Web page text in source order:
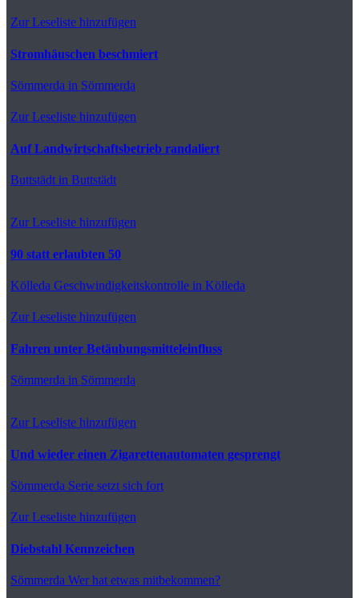
Zur Leseliste hinzufügen
Stromhäuschen beschmiert
Sömmerda in Sömmerda
Zur Leseliste hinzufügen
Auf Landwirtschaftsbetrieb randaliert
Buttstädt in Buttstädt
Zur Leseliste hinzufügen
90 statt erlaubten 50
Kölleda Geschwindigkeitskontrolle in Kölleda
Zur Leseliste hinzufügen
Fahren unter Betäubungsmitteleinfluss
Sömmerda in Sömmerda
Zur Leseliste hinzufügen
Und wieder einen Zigarettenautomaten gesprengt
Sömmerda Serie setzt sich fort
Zur Leseliste hinzufügen
Diebstahl Kennzeichen
Sömmerda Wer hat etwas mitbekommen?